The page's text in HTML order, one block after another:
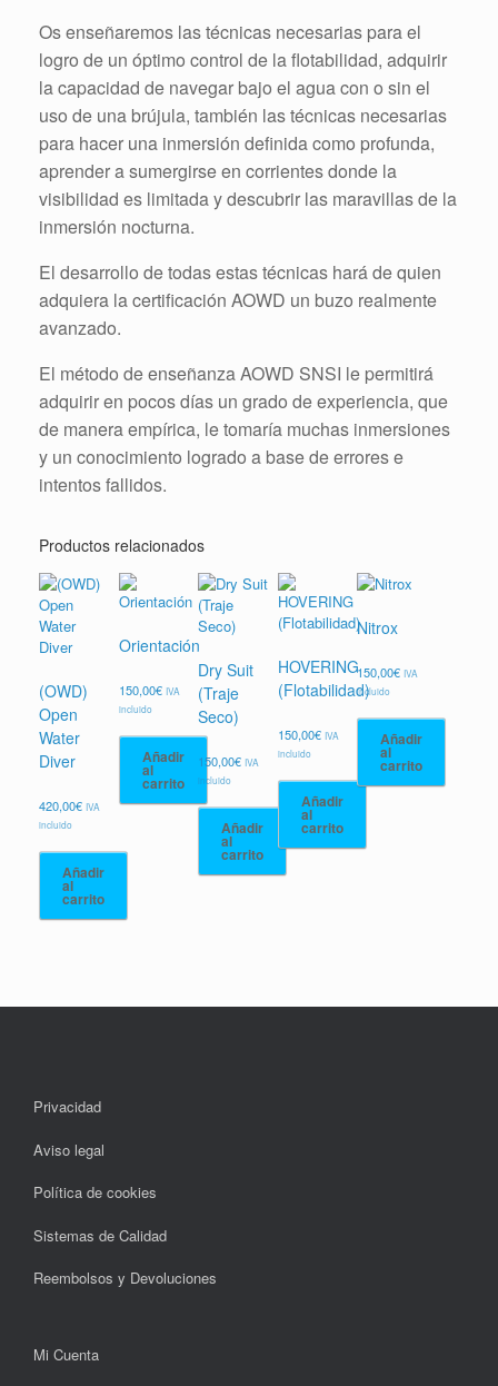
Os enseñaremos las técnicas necesarias para el
logro de un óptimo control de la flotabilidad, adquirir
la capacidad de navegar bajo el agua con o sin el
uso de una brújula, también las técnicas necesarias
para hacer una inmersión definida como profunda,
aprender a sumergirse en corrientes donde la
visibilidad es limitada y descubrir las maravillas de la
inmersión nocturna.
El desarrollo de todas estas técnicas hará de quien
adquiera la certificación AOWD un buzo realmente
avanzado.
El método de enseñanza AOWD SNSI le permitirá
adquirir en pocos días un grado de experiencia, que
de manera empírica, le tomaría muchas inmersiones
y un conocimiento logrado a base de errores e
intentos fallidos.
Productos relacionados
(OWD)
Open
Water
Diver
420,00€ IVA
incluido
Añadir
al
carrito
Orientación
150,00€ IVA
incluido
Añadir
al
carrito
Dry Suit
(Traje
Seco)
150,00€ IVA
incluido
Añadir
al
carrito
HOVERING
(Flotabilidad)
150,00€ IVA
incluido
Añadir
al
carrito
Nitrox
150,00€ IVA
incluido
Añadir
al
carrito
Privacidad
Aviso legal
Política de cookies
Sistemas de Calidad
Reembolsos y Devoluciones
Mi Cuenta